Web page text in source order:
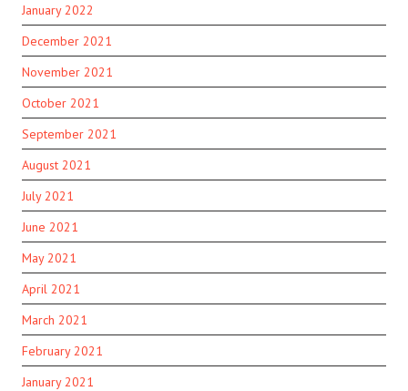
January 2022
December 2021
November 2021
October 2021
September 2021
August 2021
July 2021
June 2021
May 2021
April 2021
March 2021
February 2021
January 2021